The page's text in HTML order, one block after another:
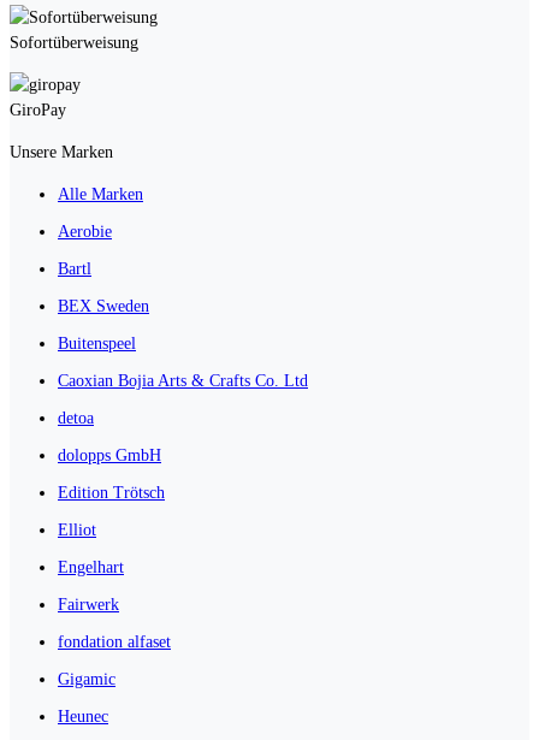
Sofortüberweisung
GiroPay
Unsere Marken
Alle Marken
Aerobie
Bartl
BEX Sweden
Buitenspeel
Caoxian Bojia Arts & Crafts Co. Ltd
detoa
dolopps GmbH
Edition Trötsch
Elliot
Engelhart
Fairwerk
fondation alfaset
Gigamic
Heunec